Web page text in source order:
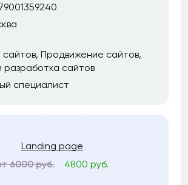
Продвижение сайтов
разработка сайтов
специалист
Landing page
6000 руб.
4800 руб.